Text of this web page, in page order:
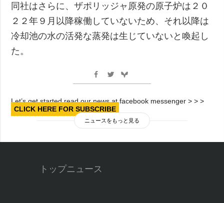
同社はさらに、ザポリッジャ原発の原子炉は２０
２２年９月以降稼働していないため、それ以降は
冷却池の水の活発な蒸発は生じていないと喚起し
た。
Let’s get started read our news at facebook messenger > > >
CLICK HERE FOR SUBSCRIBE
ニュースをもっと見る
トップニュース